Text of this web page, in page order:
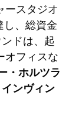
ースタジオ
し、総資金
ドは、起
オフィスな
・ホルツラ
インヴィン